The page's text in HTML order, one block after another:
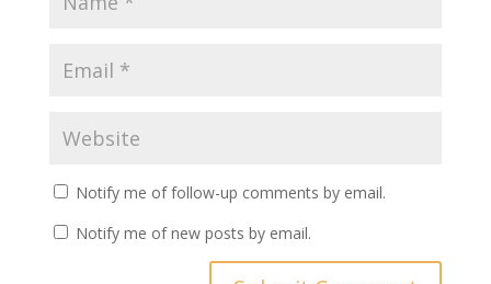
Notify me of follow-up comments by email.
Notify me of new posts by email.